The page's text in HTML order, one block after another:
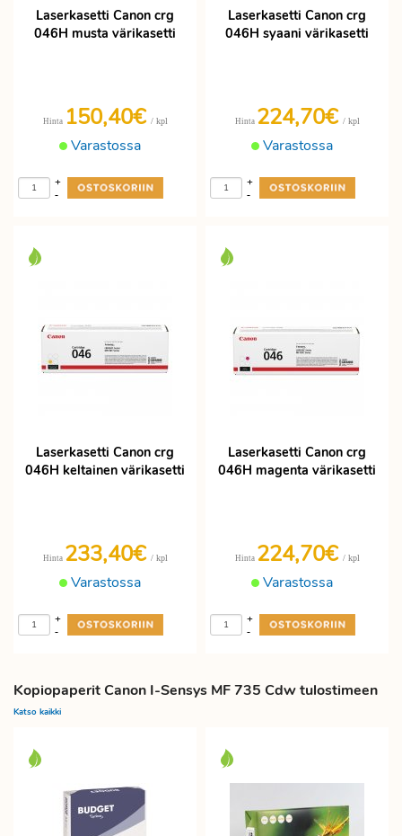
Laserkasetti Canon crg
046H musta värikasetti
Varastossa
Hinta 150,40€ / kpl
-
+
Laserkasetti Canon crg
046H syaani värikasetti
Varastossa
Hinta 224,70€ / kpl
-
+
Laserkasetti Canon crg
046H keltainen värikasetti
Varastossa
Hinta 233,40€ / kpl
-
+
Laserkasetti Canon crg
046H magenta värikasetti
Varastossa
Hinta 224,70€ / kpl
-
+
Kopiopaperit Canon I-Sensys MF 735 Cdw tulostimeen
Katso kaikki